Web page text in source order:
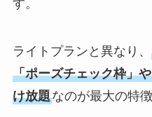
す。
ライトプランと異なり、
「ポーズチェック枠」
け放題なのが最大の特徴